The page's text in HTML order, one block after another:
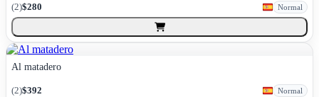
(2)$280 Normal
Al matadero
(2)$392 Normal